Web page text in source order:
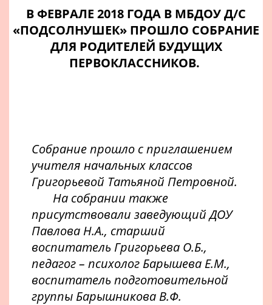
В ФЕВРАЛЕ 2018 ГОДА В МБДОУ Д/С
«ПОДСОЛНУШЕК» ПРОШЛО СОБРАНИЕ
ДЛЯ РОДИТЕЛЕЙ БУДУЩИХ
ПЕРВОКЛАССНИКОВ.
Собрание прошло с приглашением
учителя начальных классов
Григорьевой Татьяной Петровной.
На собрании также
присутствовали заведующий ДОУ
Павлова Н.А., старший
воспитатель Григорьева О.Б.,
педагог – психолог Барышева Е.М.,
воспитатель подготовительной
группы Барышникова В.Ф.